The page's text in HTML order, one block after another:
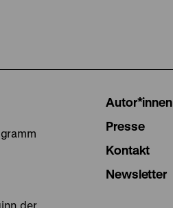
der
Autor*innen
Presse
Kontakt
Newsletter